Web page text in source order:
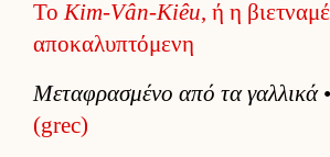
ΤοKim-Vân-Kiêu, ή η
αποκαλυπτόμενη
Μεταφρασμένο από τα γαλ­λικά•
(grec)